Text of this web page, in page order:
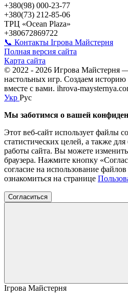
+380(98) 000-23-77
+380(73) 212-85-06
ТРЦ «Ocean Plaza»
+380672869722
📞 Контакты Ігрова Майстерня
Полная версия сайта
Карта сайта
© 2022 - 2026 Игрова Майстерня
настольных игр. Создаем историю
вместе с вами. ihrova-
Укр Рус
Мы заботимся о вашей
Этот веб-сайт использует файлы
статистических целей, а также
работы сайта. Вы можете
браузера. Нажмите кнопку
согласие на использование
ознакомиться на странице
Согласиться
Ігрова Майстерня